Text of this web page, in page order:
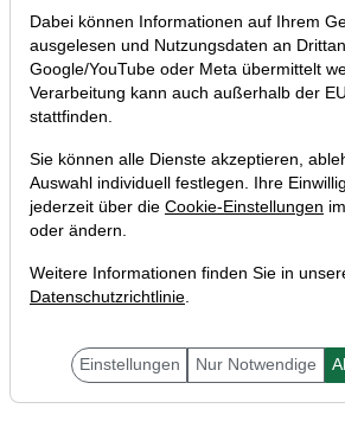
09.03.2019 um 12:21 Uhr | TraderFox
Dabei können Informationen auf Ihrem
ausgelesen und Nutzungsdaten an
Google/YouTube oder Meta übermittelt
Verarbeitung kann auch außerhalb der
stattfinden.
Sie können alle Dienste akzeptieren,
Auswahl individuell festlegen. Ihre
jederzeit über die Cookie-Einstellungen
oder ändern.
Weitere Informationen finden Sie in
Datenschutzrichtlinie.
Einstellungen Nur Notwendige